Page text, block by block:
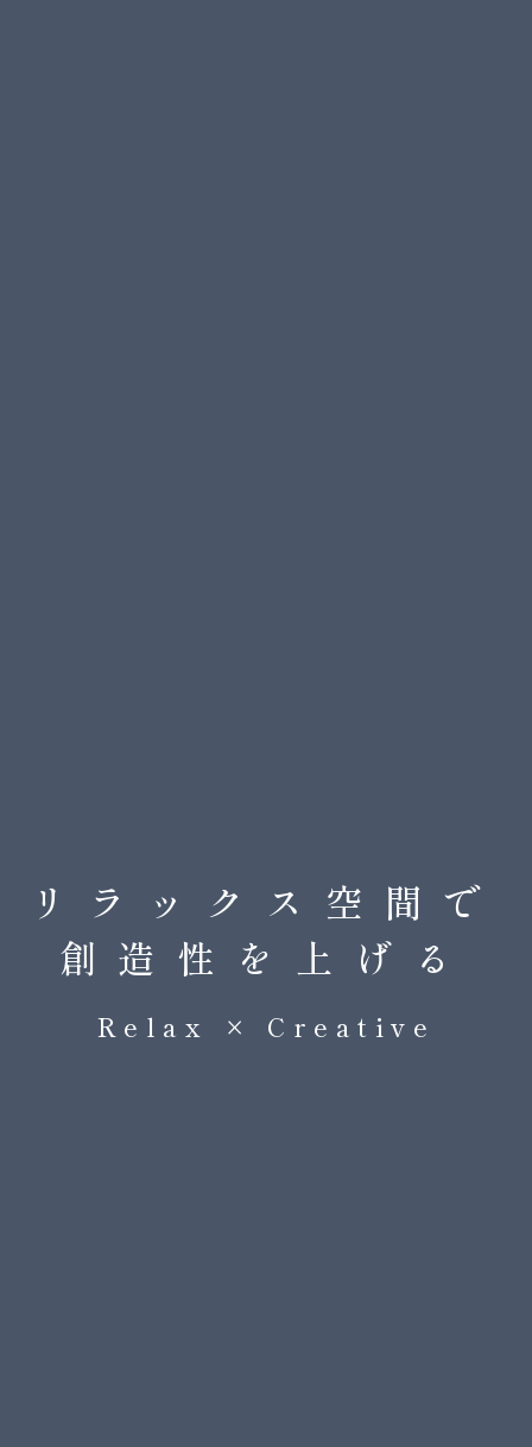
リラックス空間で
創造性を上げる
Relax × Creative
リラックス空間で
創造性を上げる
Relax × Creative
リラックス空間で
創造性を上げる
Relax × Creative
リラックス空間で
創造性を上げる
Relax × Creative
リラックス空間で
創造性を上げる
Relax × Creative